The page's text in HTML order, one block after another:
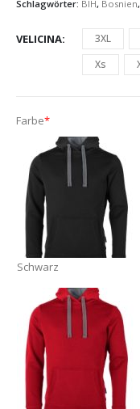
Schlagwörter: BIH, Bosnien,
VELICINA 3XL
Xs
Farbe*
Schwarz